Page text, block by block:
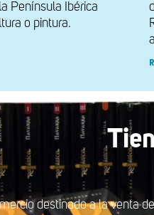
Península Ibérica
o pintura.
destinado a la venta